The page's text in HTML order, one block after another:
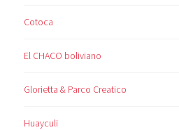
Cotoca
El CHACO boliviano
Glorietta & Parco Creatico
Huayculi